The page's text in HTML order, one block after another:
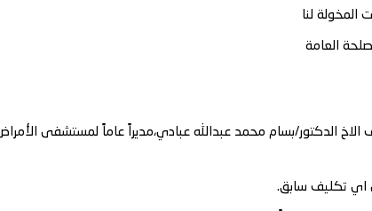
المخولة لنا
العامة